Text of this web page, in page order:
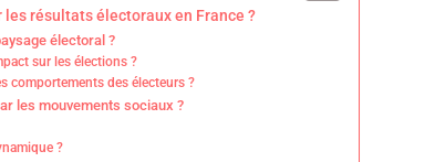
résultats électoraux en France ?
électoral ?
sur les élections ?
comportements des électeurs ?
les mouvements sociaux ?
?